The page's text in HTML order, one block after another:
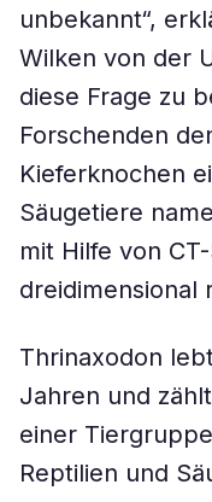
unbekannt“,
Wilken von der
diese Frage zu
Forschenden
Kieferknochen
Säugetiere
mit Hilfe von
dreidimensional
Thrinaxodon
Jahren und
einer
Reptilien und